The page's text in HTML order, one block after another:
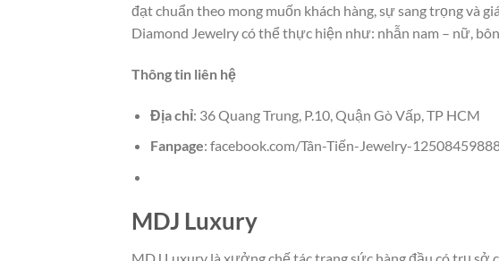
đạt chuẩn theo mong muốn khách hàng, sự sang trọng và
Diamond Jewelry có thể thực hiện như: nhẫn nam – nữ,
Thông tin liên hệ
Địa chỉ: 36 Quang Trung, P.10, Quận Gò Vấp, TP HCM
Fanpage: facebook.com/Tân-Tiến-Jewelry-
MDJ Luxury